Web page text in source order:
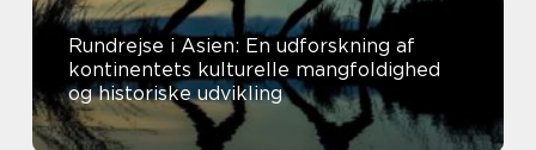
Rundrejse i Asien: En udforskning af
kontinentets kulturelle mangfoldighed
og historiske udvikling